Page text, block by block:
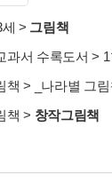
> 그림책
과서 수록도서 >
책 > _나라별 그
책 > 창작그림책